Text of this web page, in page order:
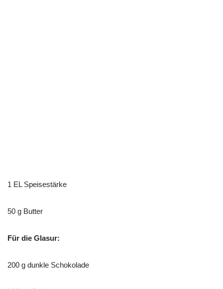
1 EL Speisestärke
50 g Butter
Für die Glasur:
200 g dunkle Schokolade